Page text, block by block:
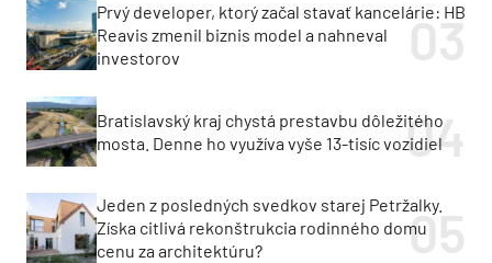
Prvý developer, ktorý začal stavať kancelárie: HB
Reavis zmenil biznis model a nahneval
investorov
Bratislavský kraj chystá prestavbu dôležitého
mosta. Denne ho využíva vyše 13-tisíc vozidiel
Jeden z posledných svedkov starej Petržalky.
Získa citlivá rekonštrukcia rodinného domu
cenu za architektúru?